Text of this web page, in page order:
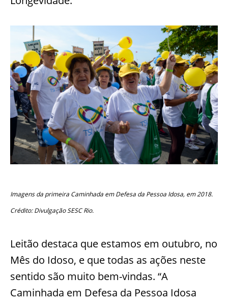
Imagens da primeira Caminhada em Defesa da Pessoa Idosa, em 2018.
Crédito: Divulgação SESC Rio.
Leitão destaca que estamos em outubro, no
Mês do Idoso, e que todas as ações neste
sentido são muito bem-vindas. “A
Caminhada em Defesa da Pessoa Idosa